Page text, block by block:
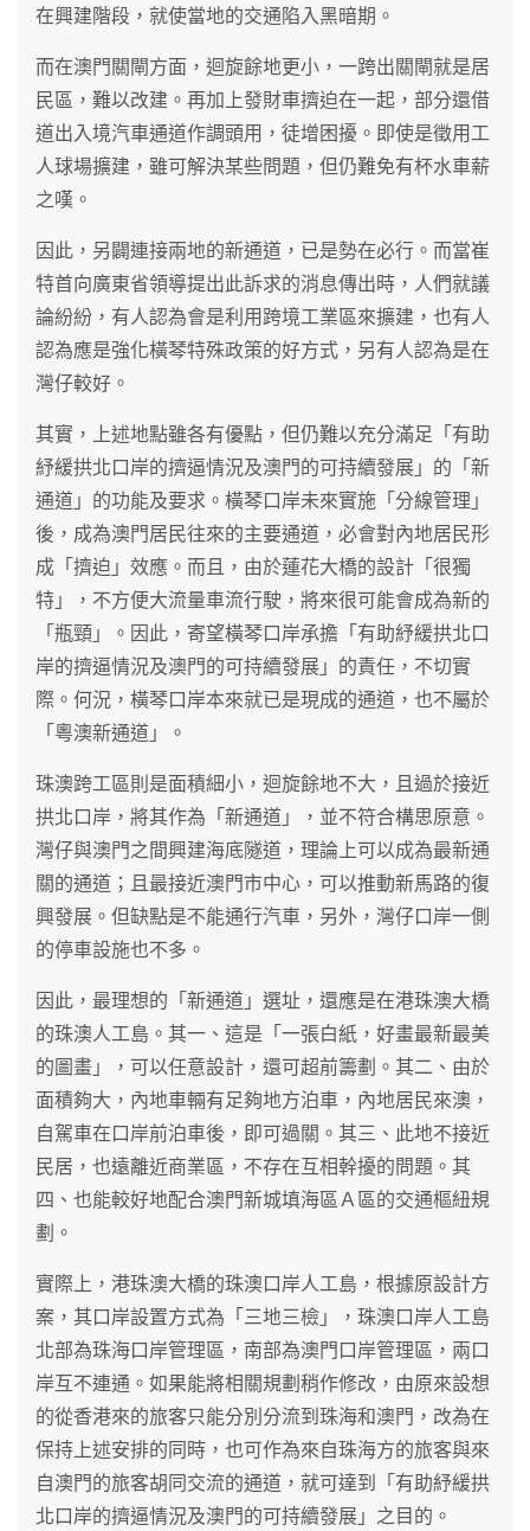
在興建階段，就使當地的交通陷入黑暗期。
而在澳門關閘方面，迴旋餘地更小，一跨出關閘就是居
民區，難以改建。再加上發財車擠迫在一起，部分還借
道出入境汽車通道作調頭用，徒增困擾。即使是徵用工
人球場擴建，雖可解決某些問題，但仍難免有杯水車薪
之嘆。
因此，另闢連接兩地的新通道，已是勢在必行。而當崔
特首向廣東省領導提出此訴求的消息傳出時，人們就議
論紛紛，有人認為會是利用跨境工業區來擴建，也有人
認為應是強化橫琴特殊政策的好方式，另有人認為是在
灣仔較好。
其實，上述地點雖各有優點，但仍難以充分滿足「有助
紓緩拱北口岸的擠逼情況及澳門的可持續發展」的「新
通道」的功能及要求。橫琴口岸未來實施「分線管理」
後，成為澳門居民往來的主要通道，必會對內地居民形
成「擠迫」效應。而且，由於蓮花大橋的設計「很獨
特」，不方便大流量車流行駛，將來很可能會成為新的
「瓶頸」。因此，寄望橫琴口岸承擔「有助紓緩拱北口
岸的擠逼情況及澳門的可持續發展」的責任，不切實
際。何況，橫琴口岸本來就已是現成的通道，也不屬於
「粵澳新通道」。
珠澳跨工區則是面積細小，迴旋餘地不大，且過於接近
拱北口岸，將其作為「新通道」，並不符合構思原意。
灣仔與澳門之間興建海底隧道，理論上可以成為最新通
關的通道；且最接近澳門市中心，可以推動新馬路的復
興發展。但缺點是不能通行汽車，另外，灣仔口岸一側
的停車設施也不多。
因此，最理想的「新通道」選址，還應是在港珠澳大橋
的珠澳人工島。其一、這是「一張白紙，好畫最新最美
的圖畫」，可以任意設計，還可超前籌劃。其二、由於
面積夠大，內地車輛有足夠地方泊車，內地居民來澳，
自駕車在口岸前泊車後，即可過關。其三、此地不接近
民居，也遠離近商業區，不存在互相幹擾的問題。其
四、也能較好地配合澳門新城填海區Ａ區的交通樞紐規
劃。
實際上，港珠澳大橋的珠澳口岸人工島，根據原設計方
案，其口岸設置方式為「三地三檢」，珠澳口岸人工島
北部為珠海口岸管理區，南部為澳門口岸管理區，兩口
岸互不連通。如果能將相關規劃稍作修改，由原來設想
的從香港來的旅客只能分別分流到珠海和澳門，改為在
保持上述安排的同時，也可作為來自珠海方的旅客與來
自澳門的旅客胡同交流的通道，就可達到「有助紓緩拱
北口岸的擠逼情況及澳門的可持續發展」之目的。